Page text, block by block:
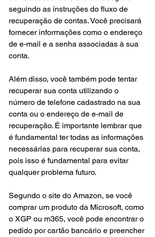
seguindo as instruções do fluxo de
recuperação de contas. Você precisará
fornecer informações como o endereço
de e-mail e a senha associadas à sua
conta.
Além disso, você também pode tentar
recuperar sua conta utilizando o
número de telefone cadastrado na sua
conta ou o endereço de e-mail de
recuperação. É importante lembrar que
é fundamental ter todas as informações
necessárias para recuperar sua conta,
pois isso é fundamental para evitar
qualquer problema futuro.
Segundo o site do Amazon, se você
comprar um produto da Microsoft, como
o XGP ou m365, você pode encontrar o
pedido por cartão bancário e preencher